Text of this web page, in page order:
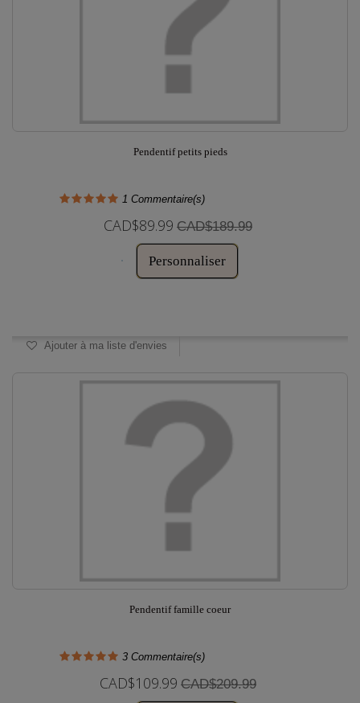
Pendentif petits pieds
1 Commentaire(s)
CAD$89.99 CAD$189.99
Personnaliser
Ajouter à ma liste d'envies
Pendentif famille coeur
3 Commentaire(s)
CAD$109.99 CAD$209.99